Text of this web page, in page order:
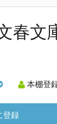
春文
本棚登
登録